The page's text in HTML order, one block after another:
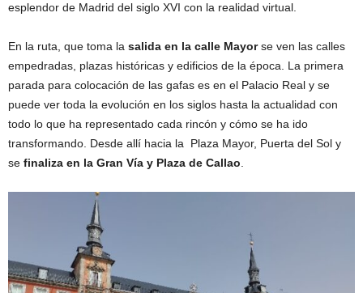
esplendor de Madrid del siglo XVI con la realidad virtual.
En la ruta, que toma la salida en la calle Mayorse ven las calles
empedradas, plazas históricas y edificios de la época. La primera
parada para colocación de las gafas es en el Palacio Real y se
puede ver toda la evolución en los siglos hasta la actualidad con
todo lo que ha representado cada rincón y cómo se ha ido
transformando. Desde allí hacia la Plaza Mayor, Puerta del Sol y
se finaliza en la Gran Vía y Plaza de Callao